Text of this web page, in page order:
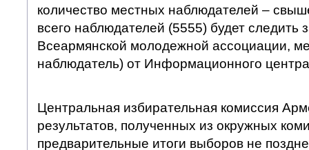
количество местных наблюдателей –
всего наблюдателей (5555) будет следить
Всеармянской молодежной ассоциации,
наблюдатель) от Информационного
Центральная избирательная комиссия
результатов, полученных из окружных
предварительные итоги выборов не